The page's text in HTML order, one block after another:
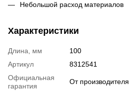
Небольшой расход материалов
Характеристики
Длина, мм
100
Артикул
8312541
Официальная
гарантия
От производителя